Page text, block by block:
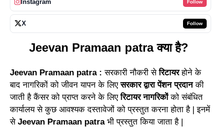
Instagram Follow
X Follow
Jeevan Pramaan patra क्या है?
Jeevan Pramaan patra : सरकारी नौकरी सेरिटायरहोने के
बाद नागरिकोंको जीवन यापन के लिएसरकार द्वारा पेंशन प्रदान की
जाती है कैंसर को प्राप्त करने के लिएरिटायर नागरिकोंको संबंधित
कार्यालयसेकुछ आवश्यक दस्तावेजों को प्रस्तुत करना होता है | इनमें
से Jeevan Pramaan patra भी प्रस्तुत किया जाता है |